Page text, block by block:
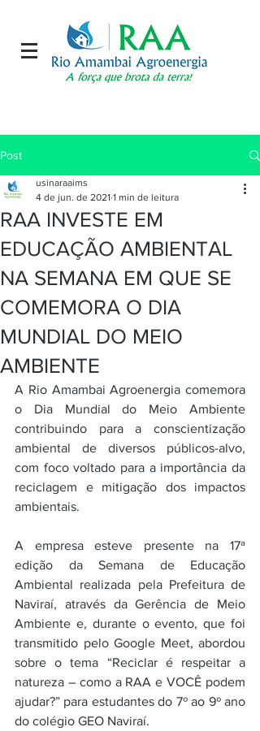
Post
RAA INVESTE EM
EDUCAÇÃO AMBIENTAL
NA SEMANA EM QUE SE
COMEMORA O DIA
MUNDIAL DO MEIO
AMBIENTE
usinaraaims
4 de jun. de 2021 1 min de leitura
A Rio Amambai Agroenergia comemora
o Dia Mundial do Meio Ambiente
contribuindo para a conscientização
ambiental de diversos públicos-alvo,
com foco voltado para a importância da
reciclagem e mitigação dos impactos
ambientais.
A empresa esteve presente na 17ª
edição da Semana de Educação
Ambiental realizada pela Prefeitura de
Naviraí, através da Gerência de Meio
Ambiente e, durante o evento, que foi
transmitido pelo Google Meet, abordou
sobre o tema “Reciclar é respeitar a
natureza – como a RAA e VOCÊ podem
ajudar?” para estudantes do 7º ao 9º ano
do colégio GEO Naviraí.